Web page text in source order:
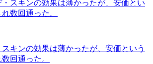
キンの効果は薄かったが、安価という
回通った。